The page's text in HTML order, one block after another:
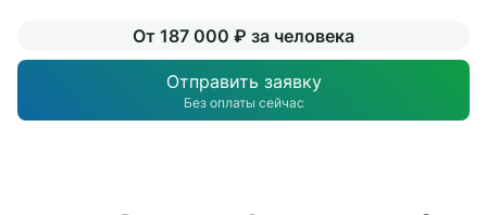
10:00–20:00
От 187 000 ₽ за человека
Отправить заявку
Без оплаты сейчас